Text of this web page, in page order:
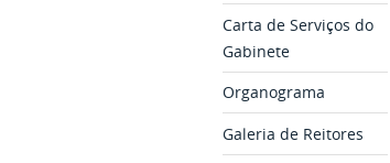
Carta de Serviços do
Gabinete
Organograma
Galeria de Reitores